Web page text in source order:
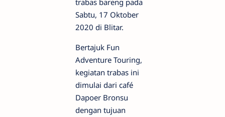
trabas bareng pada
Sabtu, 17 Oktober
2020 di Blitar.
Bertajuk Fun
Adventure Touring,
kegiatan trabas ini
dimulai dari café
Dapoer Bronsu
dengan tujuan